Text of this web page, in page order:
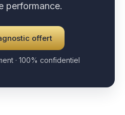
performance.
offert
· 100% confidentiel